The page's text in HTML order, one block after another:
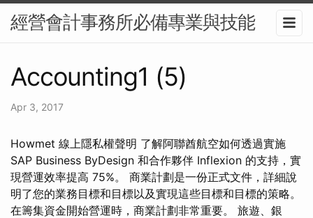
經營會計事務所必備專業與技能
Accounting1 (5)
Apr 3, 2017
Howmet 線上隱私權聲明 了解阿聯酋航空如何透過實施
SAP Business ByDesign 和合作夥伴 Inflexion 的支持，實
現營運效率提高 75%。 商業計劃是一份正式文件，詳細說
明了您的業務目標和目標以及實現這些目標和目標的策略。
在籌集資金開始營運時，商業計劃非常重要。 旅遊、銀